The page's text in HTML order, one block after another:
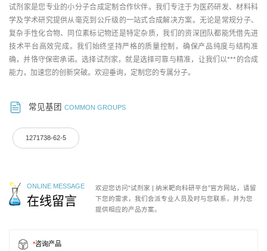
试剂家是您专业的小分子合成定制合作伙伴。我们专注于为医药研发、材料科
学及学术研究提供从毫克到公斤级的一站式合成解决方案。无论是常规分子、
复杂手性化合物、同位素标记物还是特定杂质，我们的资深团队都能凭借先进
技术平台高效完成。我们始终坚持严格的质量控制，确保产品纯度与结构准
确，并恪守保密承诺。选择试剂家，就是选择可靠与精准，让我们以***的合成
能力，加速您的创新突破。欢迎垂询，定制您的专属分子。
常见基团 COMMON GROUPS
1271738-62-5
ONLINE MESSAGE
在线留言
欢迎您访问“试剂家 | 纳米靶向科研平台”官方网站，请留
下您的需求，我们会派专业人员及时与您联系，并为您
提供相应的产品方案。
*咨询产品